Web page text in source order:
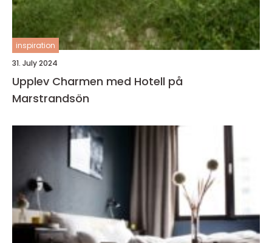
inspiration
31. July 2024
Upplev Charmen med Hotell på
Marstrandsön